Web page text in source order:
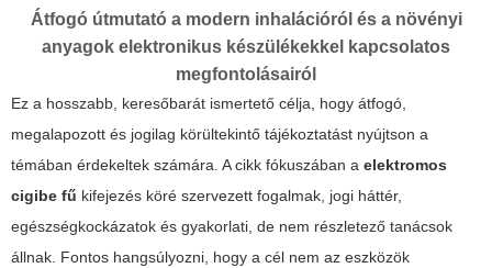
Átfogó útmutató a modern inhalációról és a növényi
anyagok elektronikus készülékekkel kapcsolatos
megfontolásairól
Ez a hosszabb, keresőbarát ismertető célja, hogy átfogó,
megalapozott és jogilag körültekintő tájékoztatást nyújtson a
témában érdekeltek számára. A cikk fókuszában a elektromos
cigibe fű kifejezés köré szervezett fogalmak, jogi háttér,
egészségkockázatok és gyakorlati, de nem részletező tanácsok
állnak. Fontos hangsúlyozni, hogy a cél nem az eszközök